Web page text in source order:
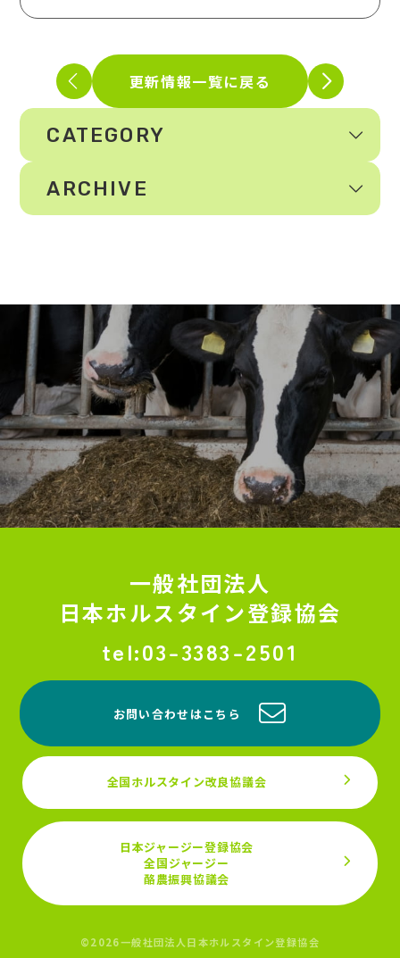
更新情報一覧に戻る
CATEGORY
ARCHIVE
一般社団法人
日本ホルスタイン登録協会
03-3383-2501
お問い合わせはこちら
全国ホルスタイン改良協議会
日本ジャージー登録協会
全国ジャージー
酪農振興協議会
©2026一般社団法人日本ホルスタイン登録協会